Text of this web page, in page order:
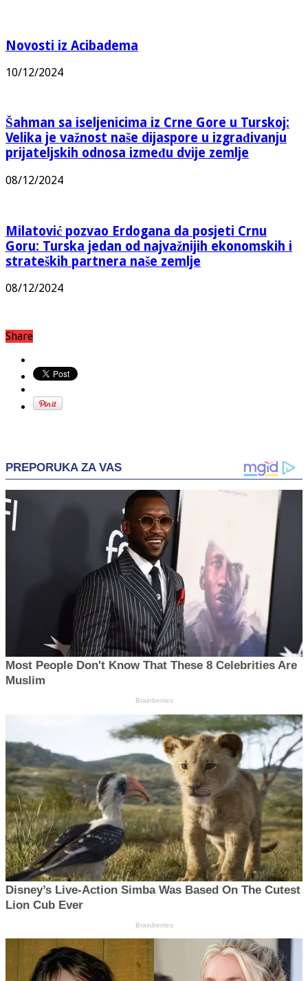
Novosti iz Acibadema
10/12/2024
Šahman sa iseljenicima iz Crne Gore u Turskoj:
Velika je važnost naše dijaspore u izgrađivanju
prijateljskih odnosa između dvije zemlje
08/12/2024
Milatović pozvao Erdogana da posjeti Crnu
Goru: Turska jedan od najvažnijih ekonomskih i
strateških partnera naše zemlje
08/12/2024
Share